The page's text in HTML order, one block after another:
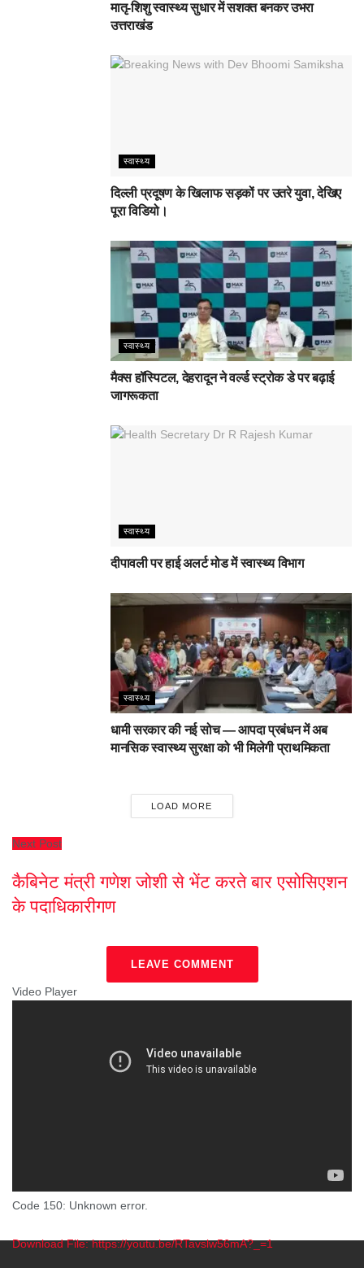
मातृ-शिशु स्वास्थ्य सुधार में सशक्त बनकर उभरा
उत्तराखंड
स्वास्थ्य
दिल्ली प्रदूषण के खिलाफ सड़कों पर उतरे युवा, देखिए
पूरा विडियो।
स्वास्थ्य
मैक्स हॉस्पिटल, देहरादून ने वर्ल्ड स्ट्रोक डे पर बढ़ाई
जागरूकता
स्वास्थ्य
दीपावली पर हाई अलर्ट मोड में स्वास्थ्य विभाग
स्वास्थ्य
धामी सरकार की नई सोच — आपदा प्रबंधन में अब
मानसिक स्वास्थ्य सुरक्षा को भी मिलेगी प्राथमिकता
LOAD MORE
Next Post
कैबिनेट मंत्री गणेश जोशी से भेंट करते बार एसोसिएशन
के पदाधिकारीगण
LEAVE COMMENT
Video Player
Code 150: Unknown error.
Download File: https://youtu.be/RTavslw56mA?_=1